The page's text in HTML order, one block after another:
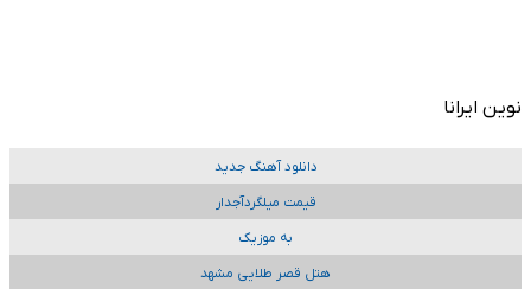
نوین ایرانا
دانلود آهنگ جدید
قیمت میلگردآجدار
به موزیک
هتل قصر طلایی مشهد